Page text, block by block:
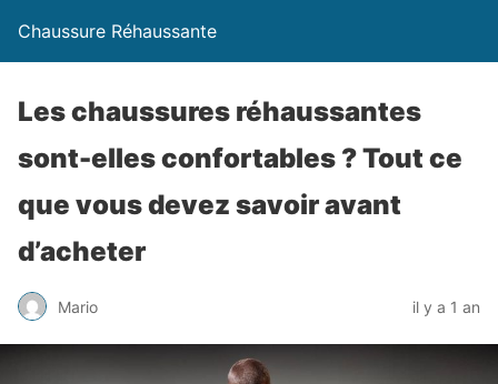
Chaussure Réhaussante
Les chaussures réhaussantes
sont-elles confortables ? Tout ce
que vous devez savoir avant
d’acheter
Mario il y a 1 an